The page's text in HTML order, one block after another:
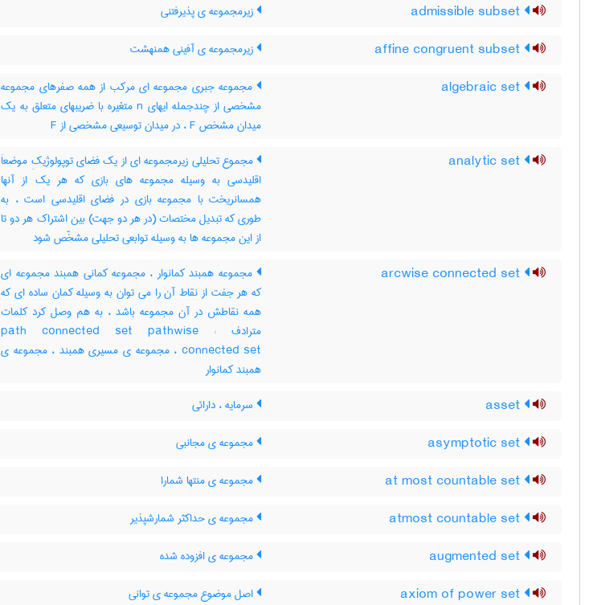
زیرمجموعه ی پذیرفتنی
زیرمجموعه ی آفینی همنهشت
مجموعه جبری مجموعه ای مرکب از همه صفرهای مجموعه
مشخصی از چندجمله ایهای n متغیره با ضریبهای متعلق به یک
میدان مشخص F ، در میدان توسیعی مشخصی از F
مجموع تحلیلی زیرمجموعه ای از یک فضای توپولوژیکِ موضعاَ
اقلیدسی به وسیله مجموعه های بازی که هر یک از آنها
همسانریخت با مجموعه بازی در فضای اقلیدسی است ، به
طوری که تبدیل مختصات (در هر دو جهت) بین اشتراک هر دو تا
از این مجموعه ها به وسیله توابعی تحلیلی مشخّص شود
مجموعه همبند کمانوار ، مجموعه کمانی همبند مجموعه ای
که هر جفت از نقاط آن را می توان به وسیله کمان ساده ای که
همه نقاطش در آن مجموعه باشد ، به هم وصل کرد کلمات
مترادف : path connected set pathwise
connected set ، مجموعه ی مسیری همبند ، مجموعه ی
همبند کمانوار
سرمایه ، دارائی
مجموعه ی مجانبی
مجموعه ی منتها شمارا
مجموعه ی حداکثر شمارشپذیر
مجموعه ی افزوده شده
اصل موضوع مجموعه ی توانی